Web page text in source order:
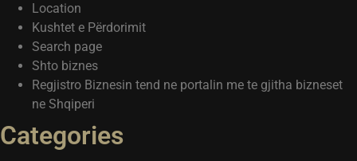
Location
Kushtet e Përdorimit
Search page
Shto biznes
Regjistro Biznesin tend ne portalin me te gjitha bizneset
ne Shqiperi
Categories